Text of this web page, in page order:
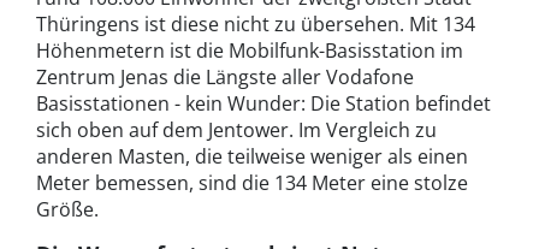
Thüringens ist diese nicht zu übersehen. Mit 134
Höhenmetern ist die Mobilfunk-Basisstation im
Zentrum Jenas die Längste aller Vodafone
Basisstationen - kein Wunder: Die Station befindet
sich oben auf dem Jentower. Im Vergleich zu
anderen Masten, die teilweise weniger als einen
Meter bemessen, sind die 134 Meter eine stolze
Größe.